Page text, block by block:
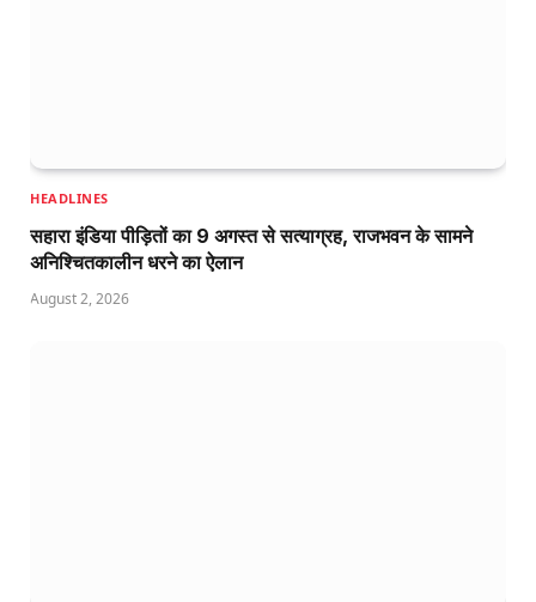
HEADLINES
सहारा इंडिया पीड़ितों का 9 अगस्त से सत्याग्रह, राजभवन के सामने
अनिश्चितकालीन धरने का ऐलान
August 2, 2026